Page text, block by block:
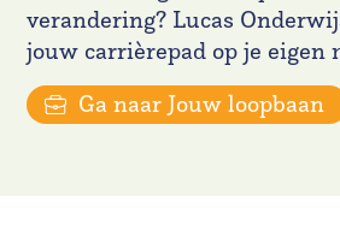
verandering? Lucas
jouw carrièrepad op je eigen
Ga naar Jouw loopbaan